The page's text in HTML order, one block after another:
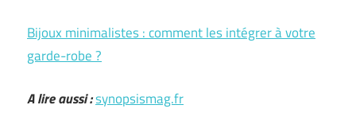
Bijoux minimalistes : comment les intégrer à votre
garde-robe ?
A lire aussi :synopsismag.fr